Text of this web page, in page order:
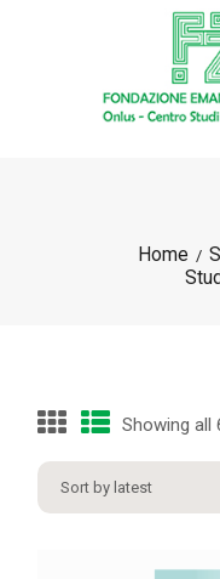
Home
HOME
RISORSE
DONA ORA
CONTATTI
Showing all